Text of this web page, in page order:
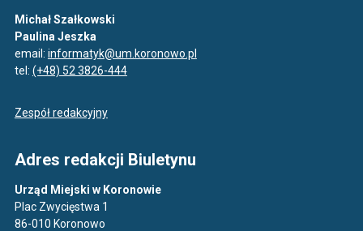
Michał Szałkowski
Paulina Jeszka
email: informatyk@um.koronowo.pl
tel: (+48) 52 3826-444
Zespół redakcyjny
Adres redakcji Biuletynu
Urząd Miejski w Koronowie
Plac Zwycięstwa 1
86-010 Koronowo